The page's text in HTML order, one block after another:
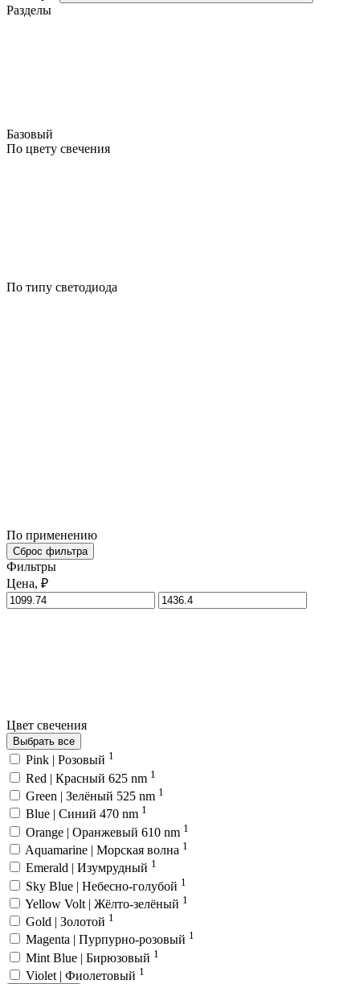
Разделы
Базовый
По цвету свечения
По типу светодиода
По применению
Сброс фильтра
Фильтры
Цена, ₽
Цвет свечения
Выбрать все
Pink | Розовый 1
Red | Красный 625 nm 1
Green | Зелёный 525 nm 1
Blue | Синий 470 nm 1
Orange | Оранжевый 610 nm 1
Aquamarine | Морская волна 1
Emerald | Изумрудный 1
Sky Blue | Небесно-голубой 1
Yellow Volt | Жёлто-зелёный 1
Gold | Золотой 1
Magenta | Пурпурно-розовый 1
Mint Blue | Бирюзовый 1
Violet | Фиолетовый 1